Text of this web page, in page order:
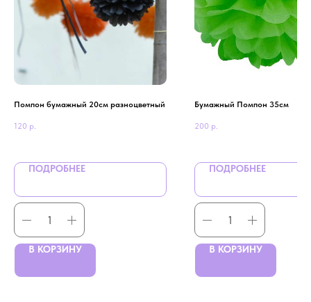
Помпон бумажный 20см разноцветный
120 р.
ПОДРОБНЕЕ
В КОРЗИНУ
Бумажный Помпон 35см
200 р.
ПОДРОБНЕЕ
В КОРЗИНУ